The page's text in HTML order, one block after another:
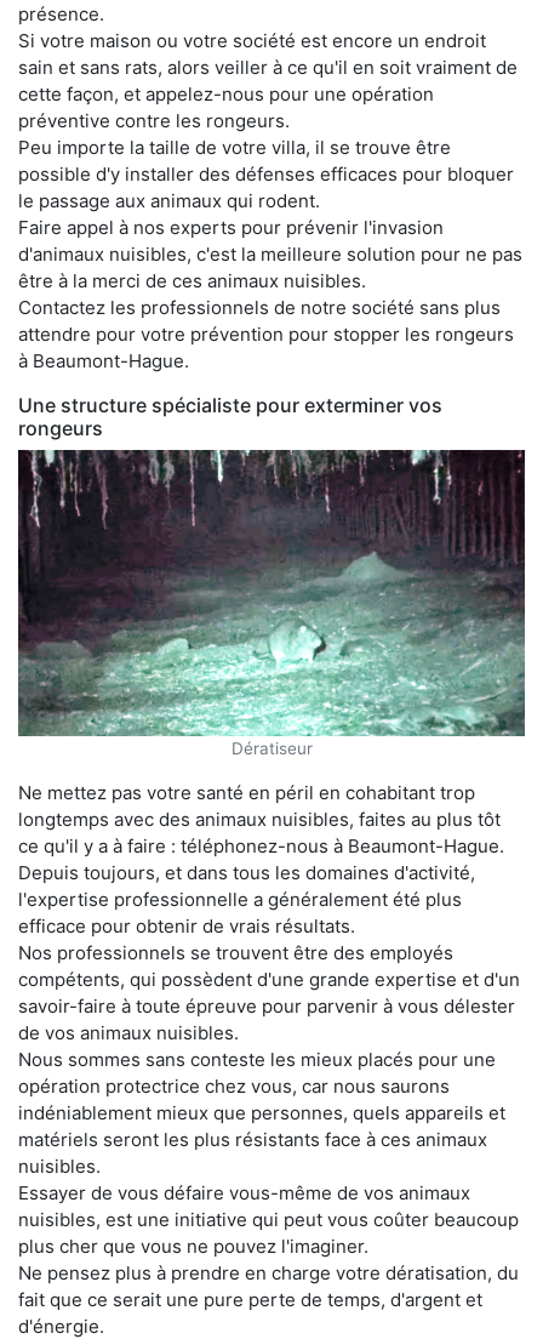
présence.
Si votre maison ou votre société est encore un endroit
sain et sans rats, alors veiller à ce qu'il en soit vraiment de
cette façon, et appelez-nous pour une opération
préventive contre les rongeurs.
Peu importe la taille de votre villa, il se trouve être
possible d'y installer des défenses efficaces pour bloquer
le passage aux animaux qui rodent.
Faire appel à nos experts pour prévenir l'invasion
d'animaux nuisibles, c'est la meilleure solution pour ne pas
être à la merci de ces animaux nuisibles.
Contactez les professionnels de notre société sans plus
attendre pour votre prévention pour stopper les rongeurs
à Beaumont-Hague.
Une structure spécialiste pour exterminer vos
rongeurs
Dératiseur
Ne mettez pas votre santé en péril en cohabitant trop
longtemps avec des animaux nuisibles, faites au plus tôt
ce qu'il y a à faire : téléphonez-nous à Beaumont-Hague.
Depuis toujours, et dans tous les domaines d'activité,
l'expertise professionnelle a généralement été plus
efficace pour obtenir de vrais résultats.
Nos professionnels se trouvent être des employés
compétents, qui possèdent d'une grande expertise et d'un
savoir-faire à toute épreuve pour parvenir à vous délester
de vos animaux nuisibles.
Nous sommes sans conteste les mieux placés pour une
opération protectrice chez vous, car nous saurons
indéniablement mieux que personnes, quels appareils et
matériels seront les plus résistants face à ces animaux
nuisibles.
Essayer de vous défaire vous-même de vos animaux
nuisibles, est une initiative qui peut vous coûter beaucoup
plus cher que vous ne pouvez l'imaginer.
Ne pensez plus à prendre en charge votre dératisation, du
fait que ce serait une pure perte de temps, d'argent et
d'énergie.